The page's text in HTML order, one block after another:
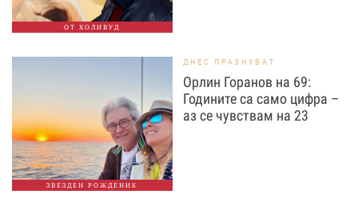
ОТ ХОЛИВУД
ЗВЕЗДЕН РОЖДЕНИК
ДНЕС ПРАЗНУВАТ
Орлин Горанов на 69:
Годините са само цифра –
аз се чувствам на 23